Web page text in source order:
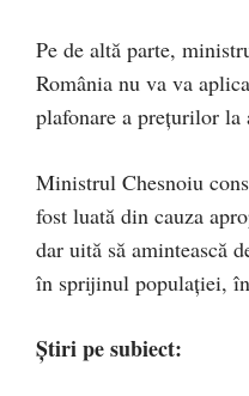
Pe de altă parte,
România nu va va
plafonare a preţurilor
Ministrul Chesnoiu
fost luată din cauza
dar uită să amintească
în sprijinul populației,
Știri pe subiect: